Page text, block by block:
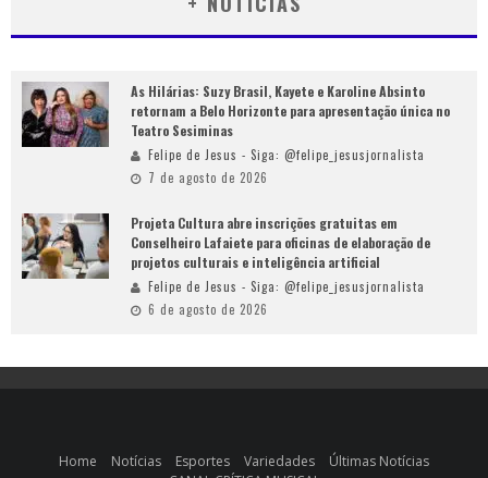
As Hilárias: Suzy Brasil, Kayete e Karoline Absinto
retornam a Belo Horizonte para apresentação única no
Teatro Sesiminas
Felipe de Jesus - Siga: @felipe_jesusjornalista
7 de agosto de 2026
Projeta Cultura abre inscrições gratuitas em
Conselheiro Lafaiete para oficinas de elaboração de
projetos culturais e inteligência artificial
Felipe de Jesus - Siga: @felipe_jesusjornalista
6 de agosto de 2026
Home Notícias Esportes Variedades
Últimas Notícias